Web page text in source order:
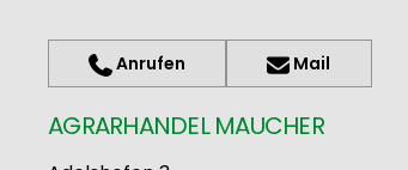
Anrufen Mail
AGRARHANDEL MAUCHER